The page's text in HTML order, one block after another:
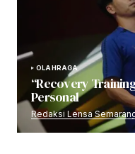
OLAHRAGA
“Recovery
Personal
Redaksi Lensa